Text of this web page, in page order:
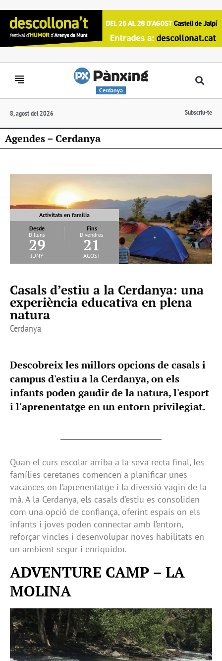
Cerdanya
8, agost del 2026 Subscriu-te
Agendes – Cerdanya
Activitats en familia
Desde
Dilluns
29
juny
Fins
Divendres
21
agost
Casals d’estiu a la Cerdanya: una
experiència educativa en plena
natura
Cerdanya
Descobreix les millors opcions de casals i
campus d'estiu a la Cerdanya, on els
infants poden gaudir de la natura, l'esport
i l'aprenentatge en un entorn privilegiat.
Quan el curs escolar arriba a la seva recta final, les
famílies ceretanes comencen a planificar unes
vacances on l’aprenentatge i la diversió vagin de la
mà. A la Cerdanya, els casals d’estiu es consoliden
com una opció de confiança, oferint espais on els
infants i joves poden connectar amb l’entorn,
reforçar vincles i desenvolupar noves habilitats en
un ambient segur i enriquidor.
ADVENTURE CAMP – LA
MOLINA